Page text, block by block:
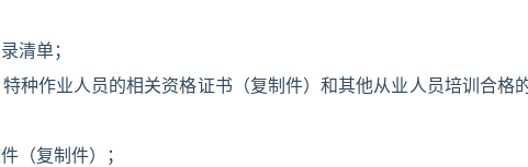
清单；
种作业人员的相关资格证书（复制件）和其他从业人员培训合格
（复制件）；